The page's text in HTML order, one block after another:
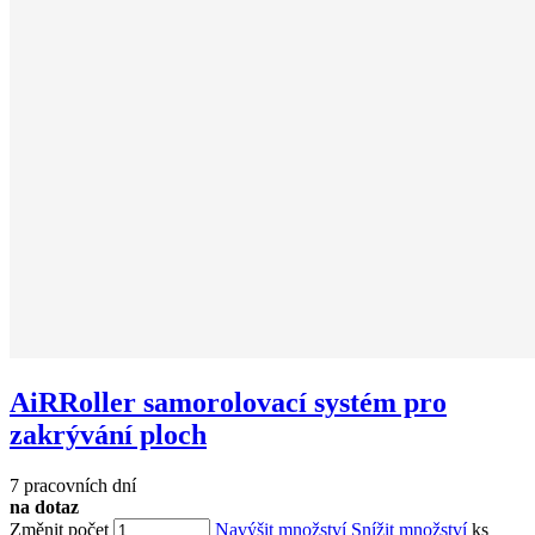
AiRRoller samorolovací systém pro
zakrývání ploch
7 pracovních dní
na dotaz
Změnit počet
Navýšit množství Snížit množstvíks